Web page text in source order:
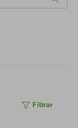
Filtrar